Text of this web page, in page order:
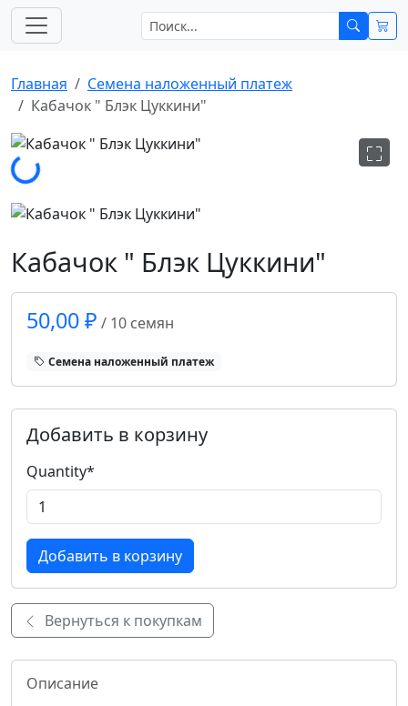
Главная
Cемена наложенный платеж
Кабачок " Блэк Цуккини"
Загрузка...
Кабачок " Блэк Цуккини"
50,00 ₽ / 10 семян
Cемена наложенный платеж
Добавить в корзину
Quantity*
Вернуться к покупкам
Описание